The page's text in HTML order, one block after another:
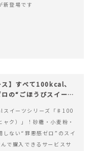
新登場です
ス】すべて100kcal、
の“ごほうびスイー
イーツシリーズ「♯100
ャク）」！砂糖・小麦粉・
しない“罪悪感ゼロ”のスイ
で購入できるサービスサ